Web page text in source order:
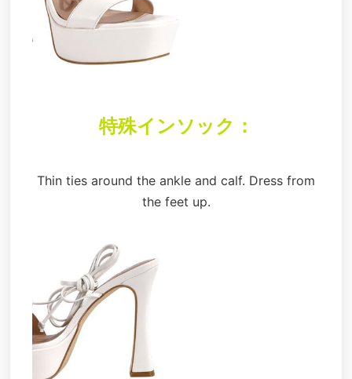
特殊インソック：
Thin ties around the ankle and calf. Dress from
the feet up.